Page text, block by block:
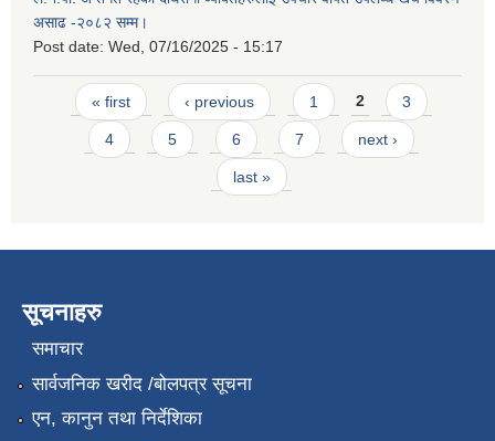
असाढ -२०८२ सम्म।
Post date: Wed, 07/16/2025 - 15:17
Pages
« first ‹ previous 1 2 3
4 5 6 7 next ›
last »
सूचनाहरु
समाचार
सार्वजनिक खरीद /बोलपत्र सूचना
एन, कानुन तथा निर्देशिका